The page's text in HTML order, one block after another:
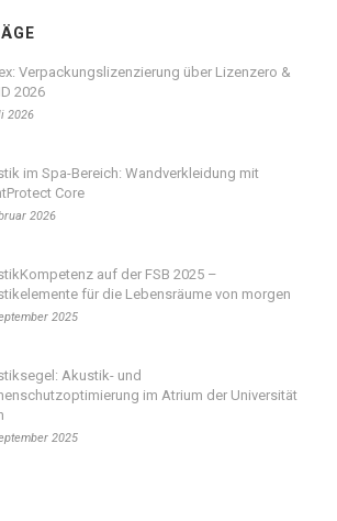
Verpackungslizenzierung über Lizenzero &
2026
2026
im Spa-Bereich: Wandverkleidung mit
Core
2026
auf der FSB 2025 –
für die Lebensräume von morgen
2025
Akustik- und
im Atrium der Universität
2025